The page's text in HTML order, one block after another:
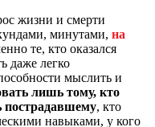
жизни и смерти
минутами, на
те, кто оказался
даже легко
мыслить и
лишь тому, кто
пострадавшему, кто
навыками, у кого